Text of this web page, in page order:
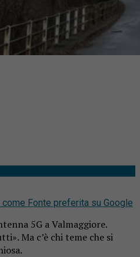
Fonte preferita su Google
5G a Valmaggiore.
Ma c’è chi teme che si